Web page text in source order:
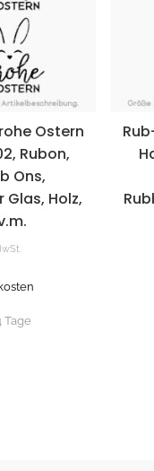
Ostern
Rubon,
Ons,
Holz,
Tage